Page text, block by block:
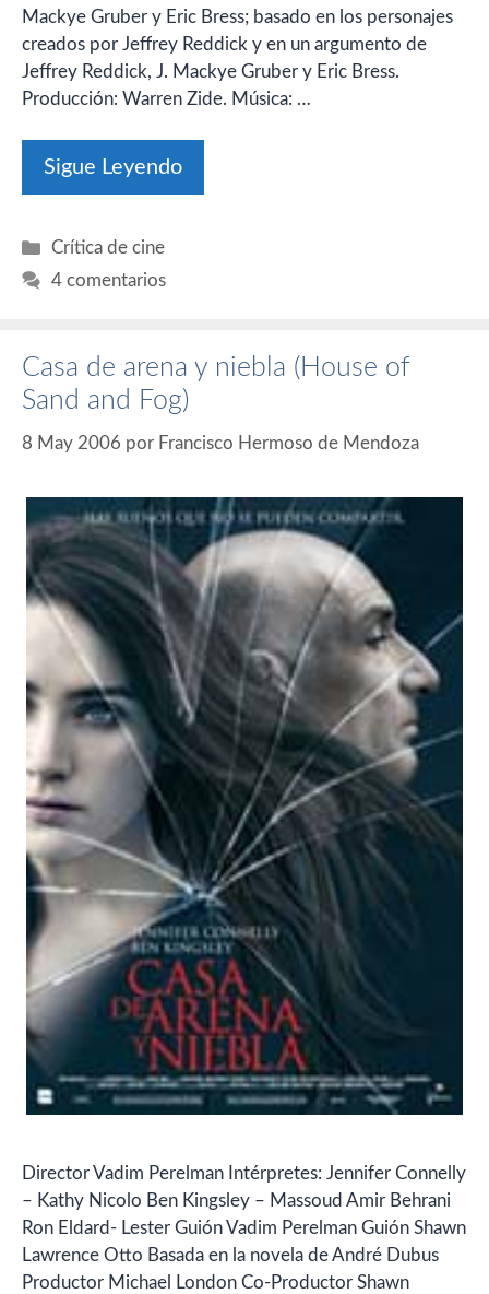
Mackye Gruber y Eric Bress; basado en los personajes
creados por Jeffrey Reddick y en un argumento de
Jeffrey Reddick, J. Mackye Gruber y Eric Bress.
Producción: Warren Zide. Música: …
Sigue Leyendo
Categorías
Crítica de cine
4 comentarios
Casa de arena y niebla (House of
Sand and Fog)
8 May 2006 por Francisco Hermoso de Mendoza
Director Vadim Perelman Intérpretes: Jennifer Connelly
– Kathy Nicolo Ben Kingsley – Massoud Amir Behrani
Ron Eldard- Lester Guión Vadim Perelman Guión Shawn
Lawrence Otto Basada en la novela de André Dubus
Productor Michael London Co-Productor Shawn